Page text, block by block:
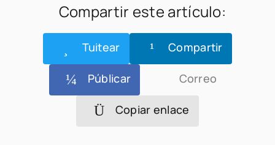
Compartir este artículo:
Tuitear Compartir
Públicar Correo
Copiar enlace